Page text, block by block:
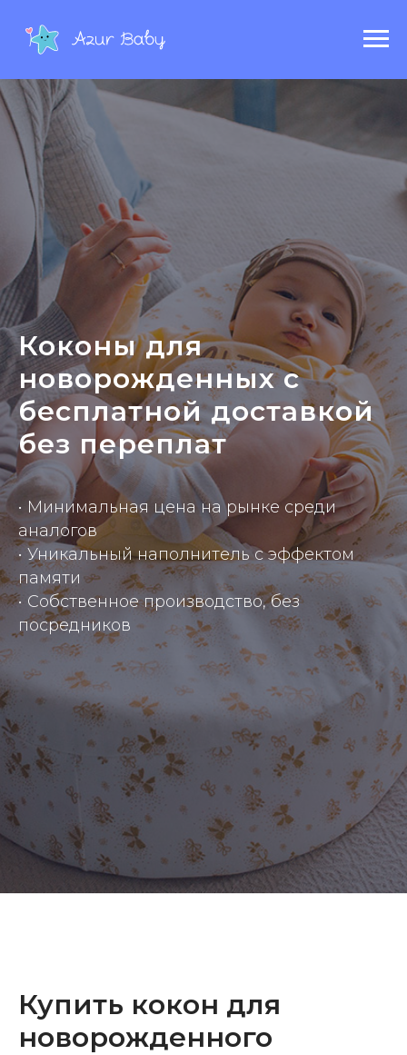
Коконы для
новорожденных с
бесплатной доставкой
без переплат
• Минимальная цена на рынке среди
аналогов
• Уникальный наполнитель с эффектом
памяти
• Собственное производство, без
посредников
Купить кокон для
новорожденного